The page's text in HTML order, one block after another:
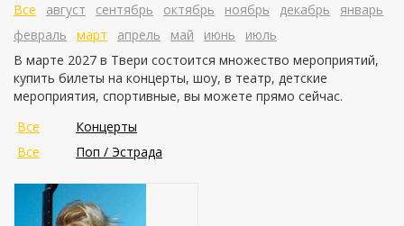
Все август сентябрь октябрь ноябрь декабрь
январь
февраль
март апрель май июнь
июль
В марте 2027 в Твери состоится множество мероприятий,
купить билеты на концерты, шоу, в театр, детские
мероприятия, спортивные, вы можете прямо сейчас.
Все
Концерты
Все
Поп / Эстрада